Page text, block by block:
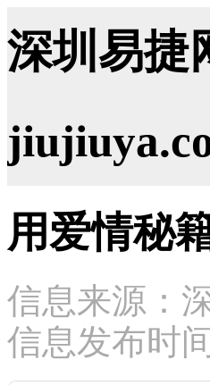
深圳易捷
用爱情秘
信息来源：
信息发布时